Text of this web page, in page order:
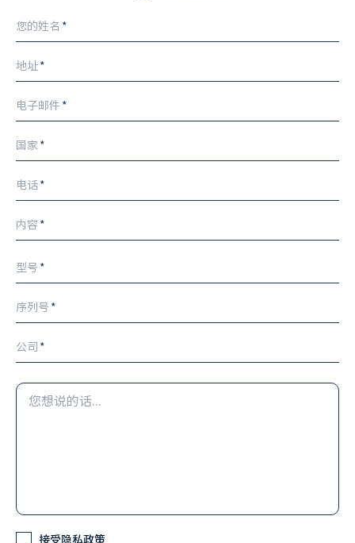
您的姓名 *
地址 *
电子邮件 *
国家 *
电话 *
内容 *
型号 *
序列号 *
公司 *
您
Check接受隐私政策